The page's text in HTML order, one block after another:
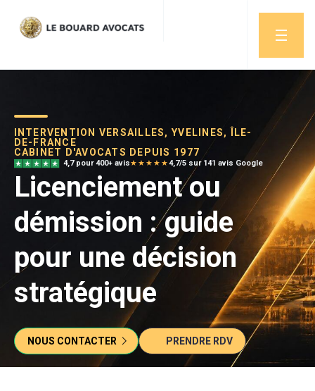
INTERVENTION VERSAILLES, YVELINES, ÎLE-
DE-FRANCE
CABINET D'AVOCATS DEPUIS 1977
4,7 pour 400+ avis★★★★★4,7/5 sur 141 avis Google
Licenciement ou
démission : guide
pour une décision
stratégique
NOUS CONTACTER PRENDRE RDV